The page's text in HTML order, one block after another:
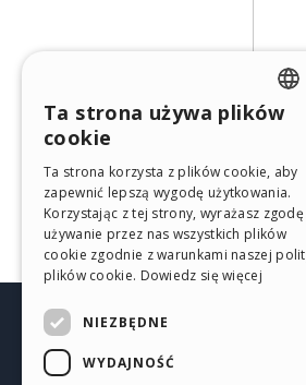
Il
Per
ENGLISH
GERMAN
SPANISH
Ta strona używa plików
cookie
Ta strona korzysta z plików cookie, aby
zapewnić lepszą wygodę użytkowania.
Korzystając z tej strony, wyrażasz zgodę
używanie przez nas wszystkich plików
cookie zgodnie z warunkami naszej
plików cookie. Dowiedz się więcej
NIEZBĘDNE
WYDAJNOŚĆ